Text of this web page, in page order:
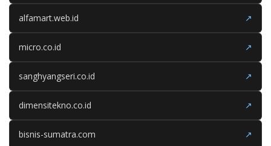
alfamart.web.id ↗
micro.co.id ↗
sanghyangseri.co.id ↗
dimensitekno.co.id ↗
bisnis-sumatra.com ↗